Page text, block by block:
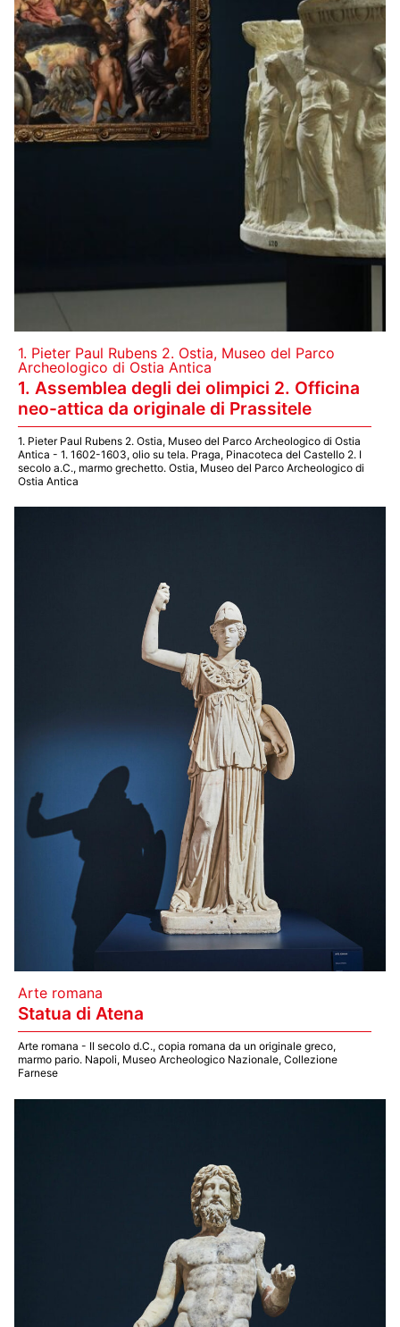
1. Pieter Paul Rubens 2. Ostia, Museo del Parco
Archeologico di Ostia Antica
1. Assemblea degli dei olimpici 2. Officina
neo-attica da originale di Prassitele
1. Pieter Paul Rubens 2. Ostia, Museo del Parco Archeologico di Ostia
Antica - 1. 1602-1603, olio su tela. Praga, Pinacoteca del Castello 2. I
secolo a.C., marmo grechetto. Ostia, Museo del Parco Archeologico di
Ostia Antica
Arte romana
Statua di Atena
Arte romana - II secolo d.C., copia romana da un originale greco,
marmo pario. Napoli, Museo Archeologico Nazionale, Collezione
Farnese